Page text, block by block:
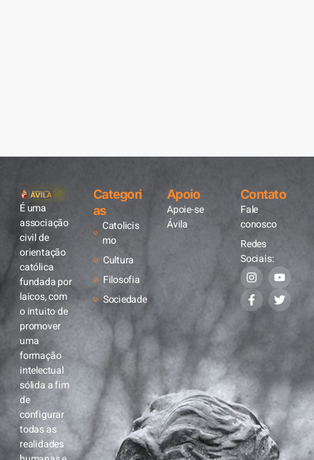
É uma
associação
civil de
orientação
católica
fundada por
laicos, com
o intuito de
promover
uma
formação
intelectual
sólida a fim
de
configurar
todas as
realidades
Categori
as
Catolicis
mo
Cultura
Filosofia
Sociedade
Apoio
Apoie-se
Ávila
Contato
Fale
conosco
Redes
Sociais: